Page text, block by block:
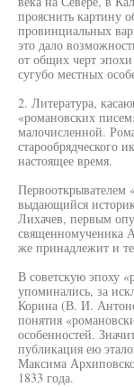
прояснить картину
провинциальных
это дало
от общих черт
сугубо местных
2. Литература,
«романовских
малочисленной.
старообрядческого
настоящее время.
Первооткрывателем
выдающийся
Лихачев, первым
священномученика
же принадлежит и
В советскую эпоху
упоминались, за
Корина (В. И.
понятия
особенностей.
публикация ею
Максима
1833 года.